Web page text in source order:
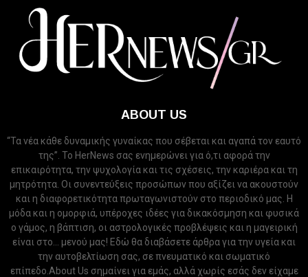
ABOUT US
“Τα νέα κάθε δυναμικής γυναίκας που σέβεται και αγαπά τον εαυτό
της”. Το HerNews σας ενημερώνει για ό,τι αφορά την
επικαιρότητα, την ψυχολογία και τις σχέσεις, την καριέρα και τη
μητρότητα. Οι συνεντεύξεις προσώπων που αξίζει να ακουστούν
και η διαφορετικότητα πρωταγωνιστούν στο περιοδικό μας. Η
μόδα και η ομορφιά, υπέροχες ιδέες για δικακόσμηση και φυσικά
ο γάμος, η βάπτιση, οι αστρολογικές προβλέψεις και η μαγειρική
είναι στο... μενού μας! Εδώ θα διαβάσετε άρθρα για την υγεία και
την αυτοβελτίωση σας, σε πνευματικό και σωματικό
επίπεδο.About Us σημαίνει για εμάς, αλλά χωρίς εσάς δεν είχαμε